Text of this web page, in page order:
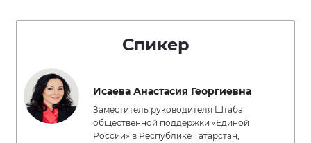
Спикер
Исаева Анастасия Георгиевна
Заместитель руководителя Штаба
общественной поддержки «Единой
России» в Республике Татарстан,